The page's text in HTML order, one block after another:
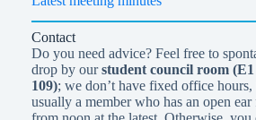
Contact
Do you need advice? Feel free to
drop by ourstudent council room (E1
109); we don’t have fixed office hours,
usually a member who has an open